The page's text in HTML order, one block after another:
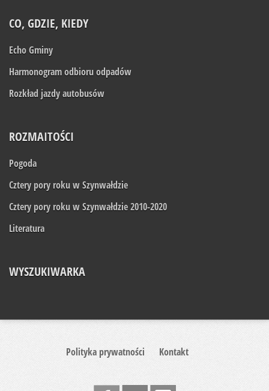
CO, GDZIE, KIEDY
Echo Gminy
Harmonogram odbioru odpadów
Rozkład jazdy autobusów
ROZMAITOŚCI
Pogoda
Cztery pory roku w Szynwałdzie
Cztery pory roku w Szynwałdzie 2010-2020
Literatura
WYSZUKIWARKA
Polityka prywatności Kontakt